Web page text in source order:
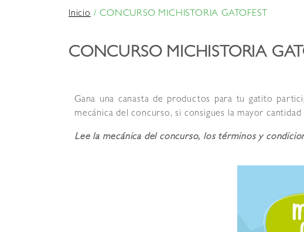
Inicio/CONCURSO MICHISTORIA GATOFEST
CONCURSO MICHISTORIA
Gana una canasta de productos para tu gatito
mecánica del concurso, si consigues la mayor
Lee la mecánica del concurso, los términos y